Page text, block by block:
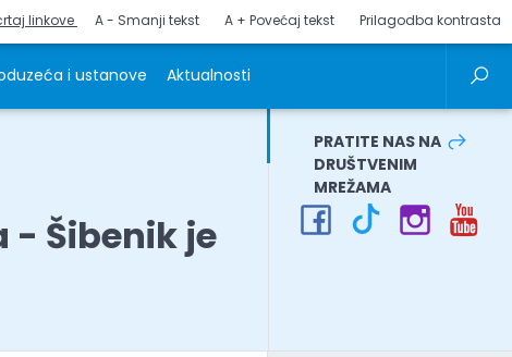
linkove A - Smanji tekst A + Povećaj tekst Prilagodba kontrasta
i ustanove Aktualnosti
- Šibenik je
PRATITE NAS NA
DRUŠTVENIM
MREŽAMA